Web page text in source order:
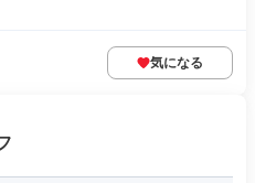
気になる